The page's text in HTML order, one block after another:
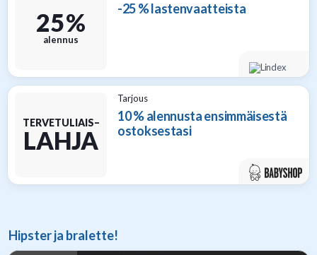
25 %
alennus
-25 % lastenvaatteista
TERVETULIAIS–
LAHJA
Tarjous
10 % alennusta ensimmäisestä
ostoksestasi
Hipster ja bralette!